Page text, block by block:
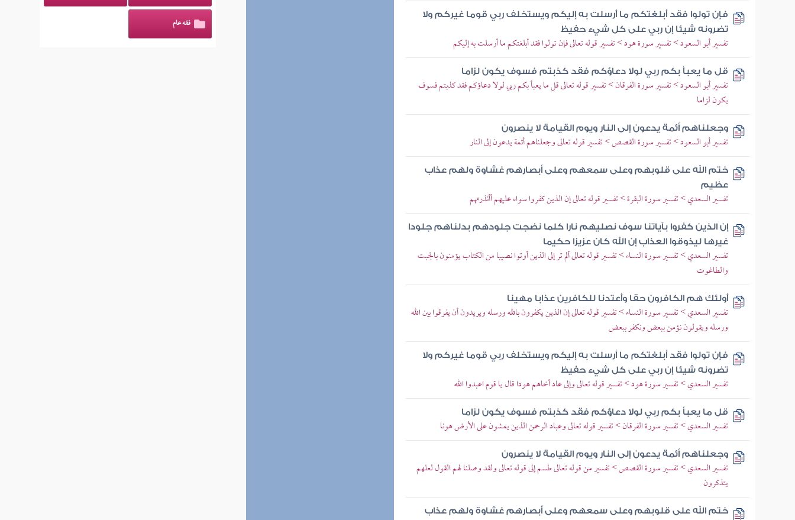
فإن تولوا فقد أبلغتكم ما أرسلت به إليكم ويستخلف ربي قوما غيركم ولا
تضرونه شيئا إن ربي على كل شيء حفيظ
تفسير أبو السعود > تفسير سورة هود > تفسير قوله تعالى فإن تولوا فقد أبلغتكم ما أرسلت به إليكم
قل ما يعبأ بكم ربي لولا دعاؤكم فقد كذبتم فسوف يكون لزاما
تفسير أبو السعود > تفسير سورة الفرقان > تفسير قوله تعالى قل ما يعبأ بكم ربي لولا دعاؤكم فقد كذبتم فسوف
يكون لزاما
وجعلناهم أئمة يدعون إلى النار ويوم القيامة لا ينصرون
تفسير أبو السعود > تفسير سورة القصص > تفسير قوله تعالى وجعلناهم أئمة يدعون إلى النار
ختم الله على قلوبهم وعلى سمعهم وعلى أبصارهم غشاوة ولهم عذاب
عظيم
تفسير السعدي > تفسير سورة البقرة > تفسير قوله تعالى إن الذين كفروا سواء عليهم أأنذرتهم
إن الذين كفروا بآياتنا سوف نصليهم نارا كلما نضجت جلودهم بدلناهم جلودا
غيرها ليذوقوا العذاب إن الله كان عزيزا حكيما
تفسير السعدي > تفسير سورة النساء > تفسير قوله تعالى ألم تر إلى الذين أوتوا نصيبا من الكتاب يؤمنون بالجبت
والطاغوت
أولئك هم الكافرون حقا وأعتدنا للكافرين عذابا مهينا
تفسير السعدي > تفسير سورة النساء > تفسير قوله تعالى إن الذين يكفرون بالله ورسله ويريدون أن يفرقوا بين الله
ورسله ويقولون نؤمن ببعض ونكفر ببعض
فإن تولوا فقد أبلغتكم ما أرسلت به إليكم ويستخلف ربي قوما غيركم ولا
تضرونه شيئا إن ربي على كل شيء حفيظ
تفسير السعدي > تفسير سورة هود > تفسير قوله تعالى وإلى عاد أخاهم هودا قال يا قوم اعبدوا الله
قل ما يعبأ بكم ربي لولا دعاؤكم فقد كذبتم فسوف يكون لزاما
تفسير السعدي > تفسير سورة الفرقان > تفسير قوله تعالى وعباد الرحمن الذين يمشون على الأرض هونا
وجعلناهم أئمة يدعون إلى النار ويوم القيامة لا ينصرون
تفسير السعدي > تفسير سورة القصص > تفسير من قوله تعالى طسم إلى قوله تعالى ولقد وصلنا لهم القول لعلهم
يتذكرون
ختم الله على قلوبهم وعلى سمعهم وعلى أبصارهم غشاوة ولهم عذاب
فقه عام